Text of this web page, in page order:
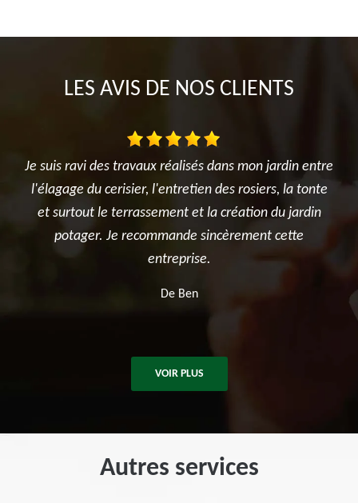
LES AVIS DE NOS CLIENTS
réalisés dans mon jardin entre
l'entretien des rosiers, la tonte
et la création du jardin
sincèrement cette
entreprise.
Très satisfait de
réalisé avec sérieux et
été ponctuelle, efficace et
après les travaux. Je
pour tous vos besoins
De
VOIR PLUS
Autres services